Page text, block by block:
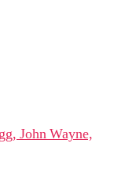
John Wayne,